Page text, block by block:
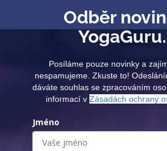
Odběr
Posíláme pouze novinky a
nespamujeme. Zkuste to!
dáváte souhlas se zpracováním
informací v Zásadách ochrany
Jméno